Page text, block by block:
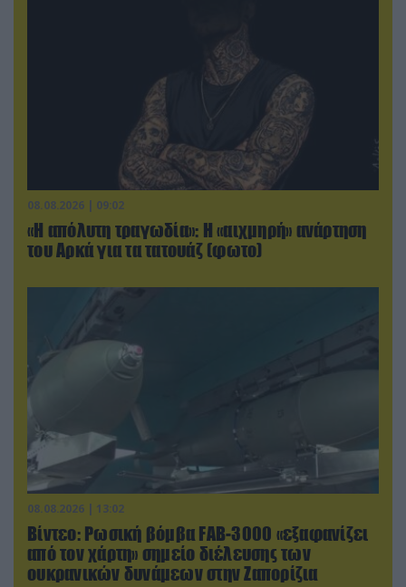
08.08.2026 | 09:02
«Η απόλυτη τραγωδία»: Η «αιχμηρή» ανάρτηση
του Αρκά για τα τατουάζ (φωτο)
08.08.2026 | 13:02
Βίντεο: Ρωσική βόμβα FAB-3000 «εξαφανίζει
από τον χάρτη» σημείο διέλευσης των
ουκρανικών δυνάμεων στην Ζαπορίζια